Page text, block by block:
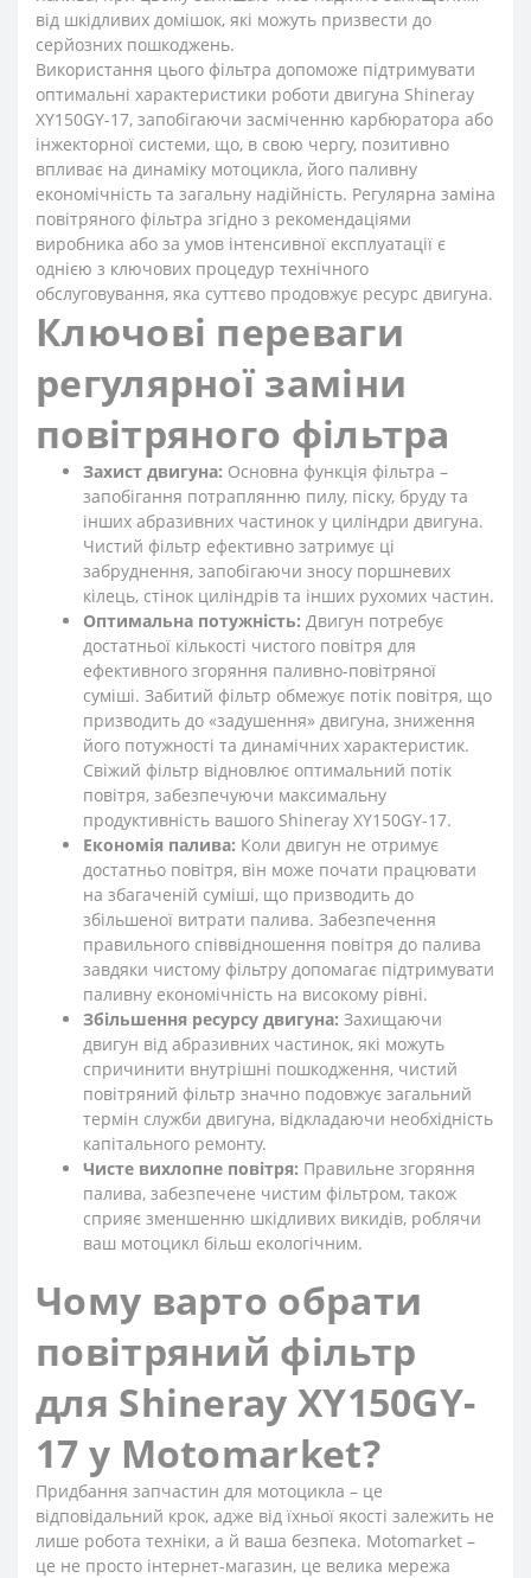
від шкідливих домішок, які можуть призвести до
серйозних пошкоджень.
Використання цього фільтра допоможе підтримувати
оптимальні характеристики роботи двигуна Shineray
XY150GY-17, запобігаючи засміченню карбюратора або
інжекторної системи, що, в свою чергу, позитивно
впливає на динаміку мотоцикла, його паливну
економічність та загальну надійність. Регулярна заміна
повітряного фільтра згідно з рекомендаціями
виробника або за умов інтенсивної експлуатації є
однією з ключових процедур технічного
обслуговування, яка суттєво продовжує ресурс двигуна.
Ключові переваги
регулярної заміни
повітряного фільтра
Захист двигуна: Основна функція фільтра –
запобігання потраплянню пилу, піску, бруду та
інших абразивних частинок у циліндри двигуна.
Чистий фільтр ефективно затримує ці
забруднення, запобігаючи зносу поршневих
кілець, стінок циліндрів та інших рухомих частин.
Оптимальна потужність: Двигун потребує
достатньої кількості чистого повітря для
ефективного згоряння паливно-повітряної
суміші. Забитий фільтр обмежує потік повітря, що
призводить до «задушення» двигуна, зниження
його потужності та динамічних характеристик.
Свіжий фільтр відновлює оптимальний потік
повітря, забезпечуючи максимальну
продуктивність вашого Shineray XY150GY-17.
Економія палива: Коли двигун не отримує
достатньо повітря, він може почати працювати
на збагаченій суміші, що призводить до
збільшеної витрати палива. Забезпечення
правильного співвідношення повітря до палива
завдяки чистому фільтру допомагає підтримувати
паливну економічність на високому рівні.
Збільшення ресурсу двигуна: Захищаючи
двигун від абразивних частинок, які можуть
спричинити внутрішні пошкодження, чистий
повітряний фільтр значно подовжує загальний
термін служби двигуна, відкладаючи необхідність
капітального ремонту.
Чисте вихлопне повітря: Правильне згоряння
палива, забезпечене чистим фільтром, також
сприяє зменшенню шкідливих викидів, роблячи
ваш мотоцикл більш екологічним.
Чому варто обрати
повітряний фільтр
для Shineray XY150GY-
17 у Motomarket?
Придбання запчастин для мотоцикла – це
відповідальний крок, адже від їхньої якості залежить не
лише робота техніки, а й ваша безпека. Motomarket –
це не просто інтернет-магазин, це велика мережа